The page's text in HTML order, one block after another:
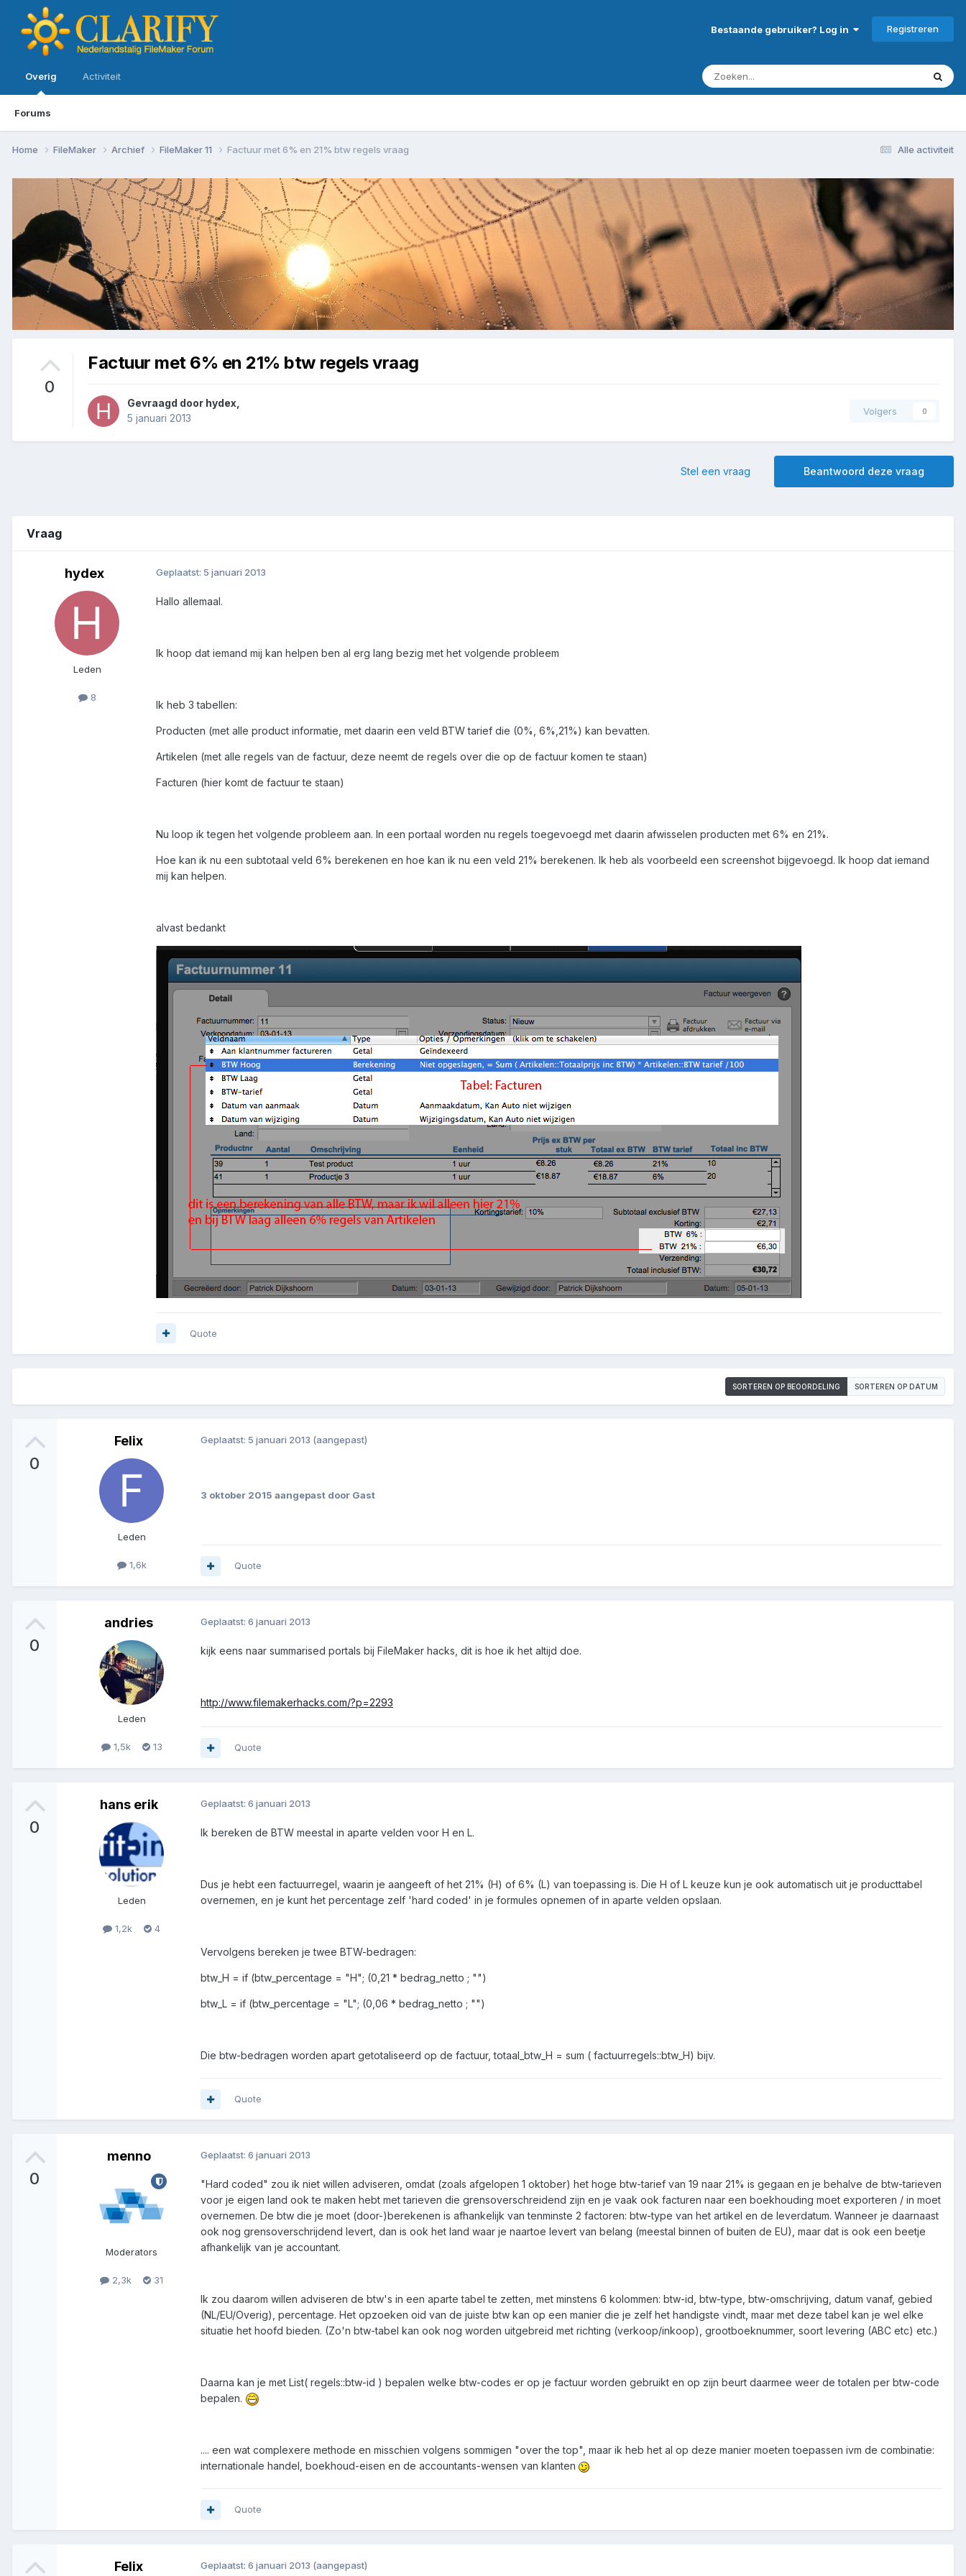
Bestaande gebruiker? Log in Registreren
Overig
Forums
Activiteit
Alle activiteit
Home FileMaker Archief FileMaker 11 Factuur met 6% en 21% btw regels vraag
0
Factuur met 6% en 21% btw regels vraag
Gevraagd door hydex
5 januari 2013
Volgers 0
Beantwoord deze vraag
Stel een vraag
Vraag
hydex
Leden
8
Geplaatst: 5 januari 2013
Hallo allemaal.
Ik hoop dat iemand mij kan helpen ben al erg lang bezig met het volgende probleem
Ik heb 3 tabellen:
Producten (met alle product informatie, met daarin een veld BTW tarief die (0%, 6%,21%) kan bevatten.
Artikelen (met alle regels van de factuur, deze neemt de regels over die op de factuur komen te staan)
Facturen (hier komt de factuur te staan)
Nu loop ik tegen het volgende probleem aan. In een portaal worden nu regels toegevoegd met daarin afwisselen producten met 6% en 21%.
Hoe kan ik nu een subtotaal veld 6% berekenen en hoe kan ik nu een veld 21% berekenen. Ik heb als voorbeeld een screenshot bijgevoegd. Ik hoop dat iemand
mij kan helpen.
alvast bedankt
Quote
SORTEREN OP BEOORDELING SORTEREN OP DATUM
0
Felix
Leden
1,6k
Geplaatst: 5 januari 2013 (aangepast)
3 oktober 2015 aangepast door Gast
Quote
0
andries
Leden
1,5k 13
Geplaatst: 6 januari 2013
kijk eens naar summarised portals bij FileMaker hacks, dit is hoe ik het altijd doe.
http://www.filemakerhacks.com/?p=2293
Quote
0
hans erik
Leden
1,2k 4
Geplaatst: 6 januari 2013
Ik bereken de BTW meestal in aparte velden voor H en L.
Dus je hebt een factuurregel, waarin je aangeeft of het 21% (H) of 6% (L) van toepassing is. Die H of L keuze kun je ook automatisch uit je producttabel
overnemen, en je kunt het percentage zelf 'hard coded' in je formules opnemen of in aparte velden opslaan.
Vervolgens bereken je twee BTW-bedragen:
btw_H = if (btw_percentage = "H"; (0,21 * bedrag_netto ; "")
btw_L = if (btw_percentage = "L"; (0,06 * bedrag_netto ; "")
Die btw-bedragen worden apart getotaliseerd op de factuur, totaal_btw_H = sum ( factuurregels::btw_H) bijv.
Quote
0
menno
Moderators
2,3k 31
Geplaatst: 6 januari 2013
"Hard coded" zou ik niet willen adviseren, omdat (zoals afgelopen 1 oktober) het hoge btw-tarief van 19 naar 21% is gegaan en je behalve de btw-tarieven
voor je eigen land ook te maken hebt met tarieven die grensoverschreidend zijn en je vaak ook facturen naar een boekhouding moet exporteren / in moet
overnemen. De btw die je moet (door-)berekenen is afhankelijk van tenminste 2 factoren: btw-type van het artikel en de leverdatum. Wanneer je daarnaast
ook nog grensoverschrijdend levert, dan is ook het land waar je naartoe levert van belang (meestal binnen of buiten de EU), maar dat is ook een beetje
afhankelijk van je accountant.
Ik zou daarom willen adviseren de btw's in een aparte tabel te zetten, met minstens 6 kolommen: btw-id, btw-type, btw-omschrijving, datum vanaf, gebied
(NL/EU/Overig), percentage. Het opzoeken oid van de juiste btw kan op een manier die je zelf het handigste vindt, maar met deze tabel kan je wel elke
situatie het hoofd bieden. (Zo'n btw-tabel kan ook nog worden uitgebreid met richting (verkoop/inkoop), grootboeknummer, soort levering (ABC etc) etc.)
Daarna kan je met List( regels::btw-id ) bepalen welke btw-codes er op je factuur worden gebruikt en op zijn beurt daarmee weer de totalen per btw-code
bepalen.
.... een wat complexere methode en misschien volgens sommigen "over the top", maar ik heb het al op deze manier moeten toepassen ivm de combinatie:
internationale handel, boekhoud-eisen en de accountants-wensen van klanten
Quote
Felix Geplaatst: 6 januari 2013 (aangepast)